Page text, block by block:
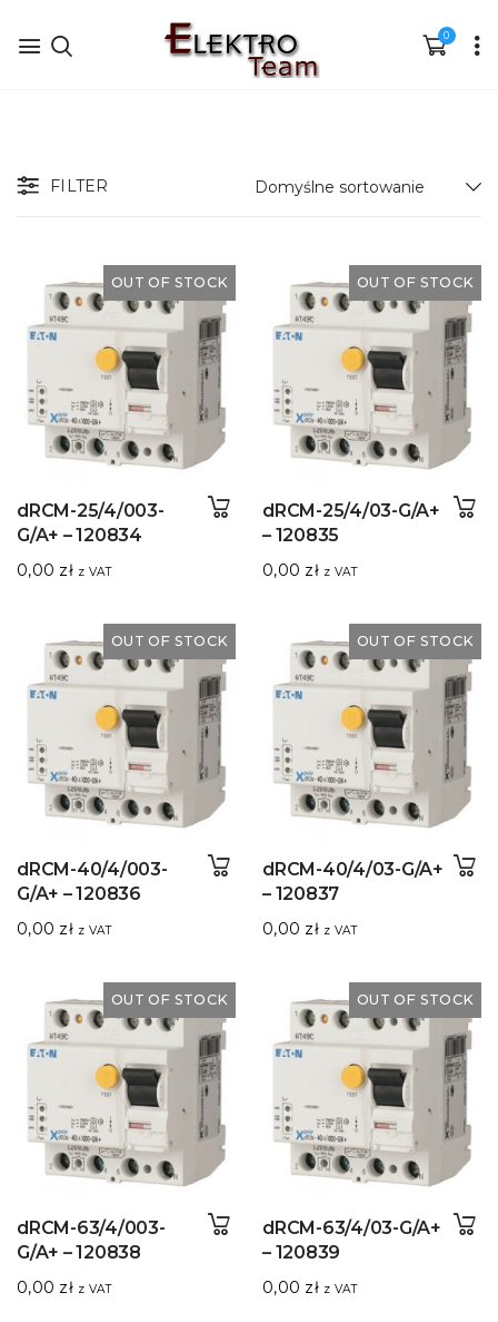
0
FILTER
OUT OF STOCK
dRCM-25/4/003-
G/A+ – 120834
0,00 zł z VAT
OUT OF STOCK
dRCM-25/4/03-G/A+
– 120835
0,00 zł z VAT
OUT OF STOCK
dRCM-40/4/003-
G/A+ – 120836
0,00 zł z VAT
OUT OF STOCK
dRCM-40/4/03-G/A+
– 120837
0,00 zł z VAT
OUT OF STOCK
dRCM-63/4/003-
G/A+ – 120838
0,00 zł z VAT
OUT OF STOCK
dRCM-63/4/03-G/A+
– 120839
0,00 zł z VAT